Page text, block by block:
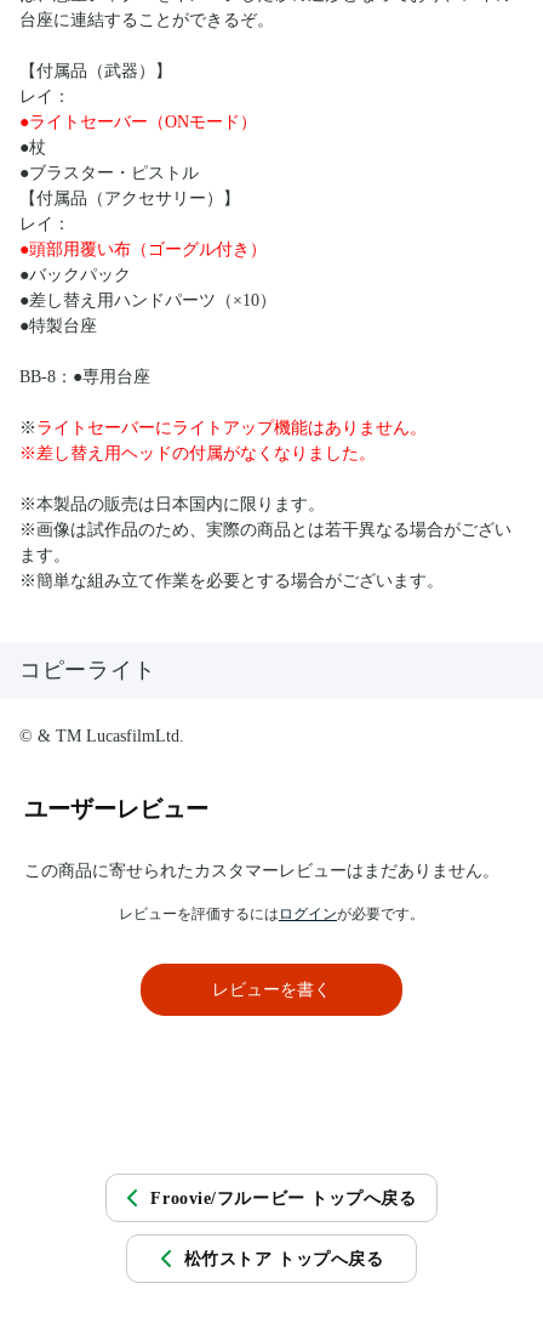
台座に連結することができるぞ。
【付属品（武器）】
レイ：
●ライトセーバー（ONモード）
●杖
●ブラスター・ピストル
【付属品（アクセサリー）】
レイ：
●頭部用覆い布（ゴーグル付き）
●バックパック
●差し替え用ハンドパーツ（×10）
●特製台座
BB-8：●専用台座
※ ライトセーバーにライトアップ機能はありません。
※差し替え用ヘッドの付属がなくなりました。
※本製品の販売は日本国内に限ります。
※画像は試作品のため、実際の商品とは若干異なる場合がござい
ます。
※簡単な組み立て作業を必要とする場合がございます。
コピーライト
© & TM LucasfilmLtd.
ユーザーレビュー
この商品に寄せられたカスタマーレビューはまだありません。
レビューを評価するには ログインが必要です。
レビューを書く
Froovie/フルービー トップへ戻る
松竹ストア トップへ戻る